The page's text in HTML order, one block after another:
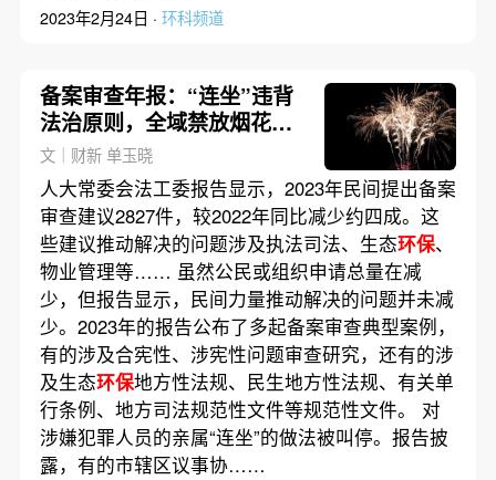
2023年2月24日 · 环科频道
备案审查年报：“连坐”违背
法治原则，全域禁放烟花爆
竹不合法
文｜财新 单玉晓
人大常委会法工委报告显示，2023年民间提出备案
审查建议2827件，较2022年同比减少约四成。这
些建议推动解决的问题涉及执法司法、生态环保、
物业管理等…… 虽然公民或组织申请总量在减
少，但报告显示，民间力量推动解决的问题并未减
少。2023年的报告公布了多起备案审查典型案例，
有的涉及合宪性、涉宪性问题审查研究，还有的涉
及生态环保地方性法规、民生地方性法规、有关单
行条例、地方司法规范性文件等规范性文件。 对
涉嫌犯罪人员的亲属“连坐”的做法被叫停。报告披
露，有的市辖区议事协……